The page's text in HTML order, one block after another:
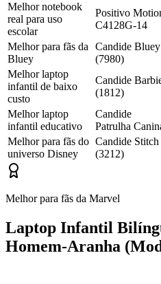
Melhor notebook
real para uso
escolar
Positivo
C4128G-14
Melhor para fãs da
Bluey
Candide Bluey
(7980)
Melhor laptop
infantil de baixo
custo
Candide
(1812)
Melhor laptop
infantil educativo
Candide
Patrulha
Melhor para fãs do
universo Disney
Candide Stitch
(3212)
Melhor para fãs da Marvel
Laptop Infantil
Homem-Aranha